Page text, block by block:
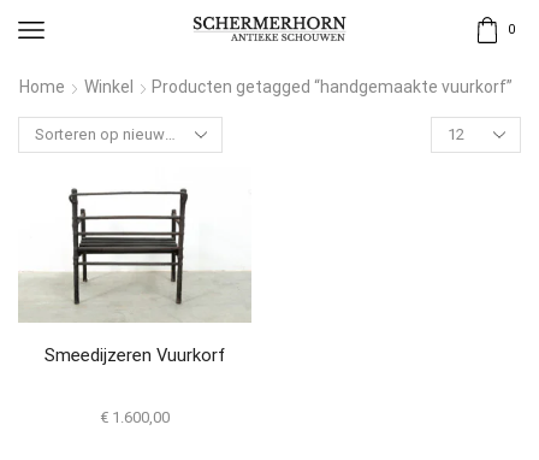
0
Home Winkel Producten getagged “handgemaakte vuurkorf”
Smeedijzeren Vuurkorf
€ 1.600,00